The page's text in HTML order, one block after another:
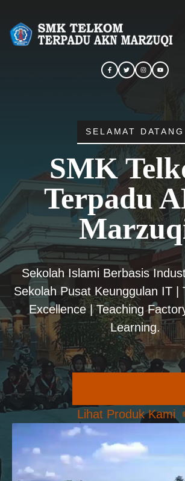
SELAMAT DATANG
SMK
Terpadu
Sekolah Islami Berbasis
Sekolah Pusat Keunggulan IT |
Excellence | Teaching
Learning.
Lihat Produk Kami